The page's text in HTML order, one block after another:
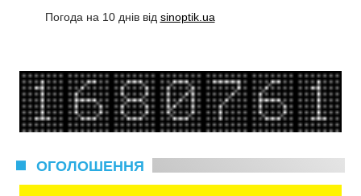
Погода на 10 днів від sinoptik.ua
ОГОЛОШЕННЯ